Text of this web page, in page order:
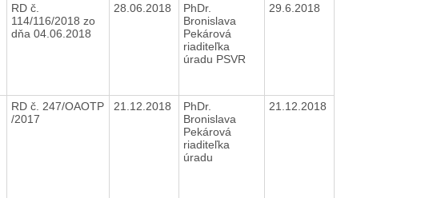
RD č.
114/116/2018 zo
dňa 04.06.2018
28.06.2018
PhDr.
Bronislava
Pekárová
riaditeľka
úradu PSVR
29.6.2018
RD č. 247/OAOTP
/2017
21.12.2018
PhDr.
Bronislava
Pekárová
riaditeľka
úradu
21.12.2018